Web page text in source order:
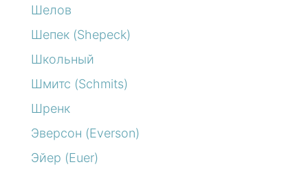
Шелов
Шепек (Shepeck)
Школьный
Шмитс (Schmits)
Шренк
Эверсон (Everson)
Эйер (Euer)